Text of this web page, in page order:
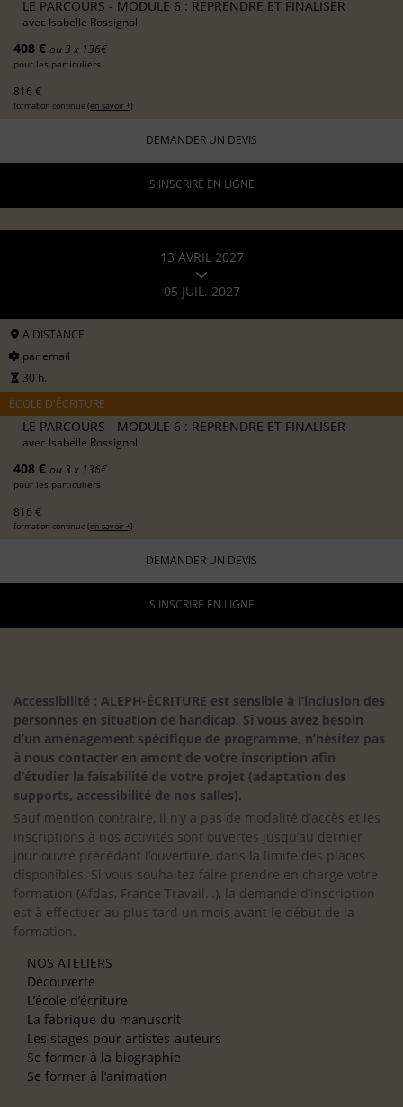
LE PARCOURS - MODULE 6 : REPRENDRE ET FINALISER
avec Isabelle Rossignol
408 € ou 3 x 136€
pour les particuliers
816 €
formation continue (en savoir +)
DEMANDER UN DEVIS
S'INSCRIRE EN LIGNE
13 AVRIL 2027
05 JUIL. 2027
A DISTANCE
par email
30 h.
ÉCOLE D'ÉCRITURE
LE PARCOURS - MODULE 6 : REPRENDRE ET FINALISER
avec Isabelle Rossignol
408 € ou 3 x 136€
pour les particuliers
816 €
formation continue (en savoir +)
DEMANDER UN DEVIS
S'INSCRIRE EN LIGNE
Accessibilité : ALEPH-ÉCRITURE est sensible à l’inclusion des
personnes en situation de handicap. Si vous avez besoin
d’un aménagement spécifique de programme, n’hésitez pas
à nous contacter en amont de votre inscription afin
d’étudier la faisabilité de votre projet (adaptation des
supports, accessibilité de nos salles).
Sauf mention contraire, il n’y a pas de modalité d’accès et les
inscriptions à nos activités sont ouvertes jusqu’au dernier
jour ouvré précédant l’ouverture, dans la limite des places
disponibles. Si vous souhaitez faire prendre en charge votre
formation (Afdas, France Travail…), la demande d’inscription
est à effectuer au plus tard un mois avant le début de la
formation.
NOS ATELIERS
Découverte
L’école d’écriture
La fabrique du manuscrit
Les stages pour artistes-auteurs
Se former à la biographie
Se former à l’animation